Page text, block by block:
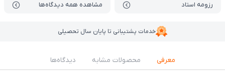
رزومه استاد مشاهده همه دیدگاه‌ها
خدمات پشتیبانی تا پایان سال تحصیلی
معرفی محصولات مشابه دیدگاه‌ها